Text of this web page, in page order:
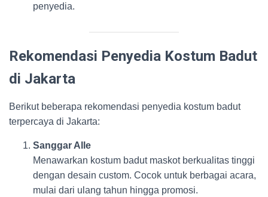
penyedia.
Rekomendasi Penyedia Kostum Badut
di Jakarta
Berikut beberapa rekomendasi penyedia kostum badut
terpercaya di Jakarta:
Sanggar Alle
Menawarkan kostum badut maskot berkualitas tinggi
dengan desain custom. Cocok untuk berbagai acara,
mulai dari ulang tahun hingga promosi.